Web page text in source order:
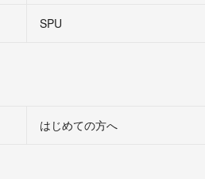
SPU
はじめての方へ